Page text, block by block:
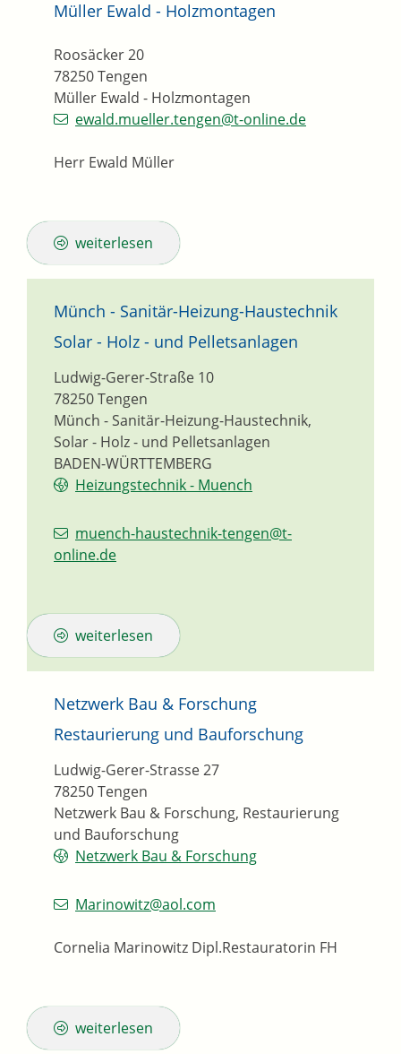
Müller Ewald - Holzmontagen
Müller Ewald - Holzmontagen
Roosäcker 20
78250Tengen
ewald.mueller.tengen@t-online.de
Herr Ewald Müller
weiterlesen
Münch - Sanitär-Heizung-Haustechnik
Solar - Holz - und Pelletsanlagen
Münch - Sanitär-Heizung-Haustechnik,
Solar - Holz - und Pelletsanlagen
Ludwig-Gerer-Straße 10
78250Tengen
BADEN-WÜRTTEMBERG
Heizungstechnik - Muench
muench-haustechnik-tengen@t-
online.de
weiterlesen
Netzwerk Bau & Forschung
Restaurierung und Bauforschung
Netzwerk Bau & Forschung, Restaurierung
und Bauforschung
Ludwig-Gerer-Strasse 27
78250Tengen
Netzwerk Bau & Forschung
Marinowitz@aol.com
Cornelia Marinowitz Dipl.Restauratorin FH
weiterlesen